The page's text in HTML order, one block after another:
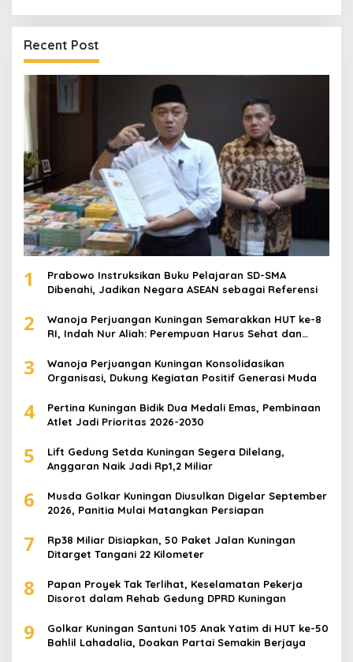
Recent Post
1
Prabowo Instruksikan Buku Pelajaran SD-SMA
Dibenahi, Jadikan Negara ASEAN sebagai Referensi
2
Wanoja Perjuangan Kuningan Semarakkan HUT ke-8
RI, Indah Nur Aliah: Perempuan Harus Sehat dan
3
Wanoja Perjuangan Kuningan Konsolidasikan
Organisasi, Dukung Kegiatan Positif Generasi Muda
4
Pertina Kuningan Bidik Dua Medali Emas, Pembinaan
Atlet Jadi Prioritas 2026-2030
5
Lift Gedung Setda Kuningan Segera Dilelang,
Anggaran Naik Jadi Rp1,2 Miliar
6
Musda Golkar Kuningan Diusulkan Digelar September
2026, Panitia Mulai Matangkan Persiapan
7
Rp38 Miliar Disiapkan, 50 Paket Jalan Kuningan
Ditarget Tangani 22 Kilometer
8
Papan Proyek Tak Terlihat, Keselamatan Pekerja
Disorot dalam Rehab Gedung DPRD Kuningan
9
Golkar Kuningan Santuni 105 Anak Yatim di HUT ke-50
Bahlil Lahadalia, Doakan Partai Semakin Berjaya